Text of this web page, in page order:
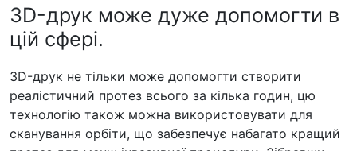
3D-друк може дуже допомогти в
цій сфері.
3D-друк не тільки може допомогти створити
реалістичний протез всього за кілька годин, цю
технологію також можна використовувати для
сканування орбіти, що забезпечує набагато кращий